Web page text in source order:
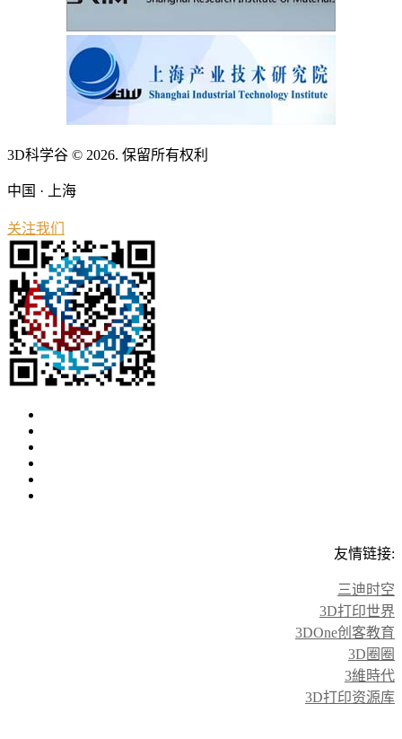
3D科学谷 © 2026. 保留所有权利
中国 · 上海
关注我们
友情链接:
三迪时空
3D打印世界
3DOne创客教育
3D圈圈
3維時代
3D打印资源库